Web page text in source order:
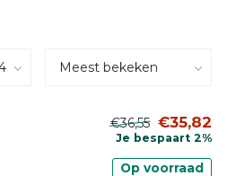
€36,55 €35,82
Je bespaart 2%
Op voorraad